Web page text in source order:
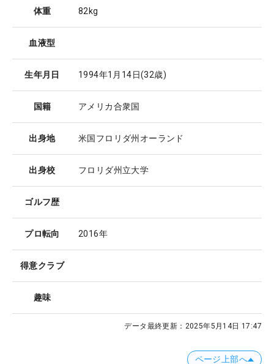
体重 82kg
血液型
生年月日 1994年1月14日(32歳)
国籍 アメリカ合衆国
出身地 米国フロリダ州オーランド
出身校 フロリダ州立大学
ゴルフ歴
プロ転向 2016年
得意クラブ
趣味
データ最終更新： 2025年5月14日 17:47
ページ上部へ